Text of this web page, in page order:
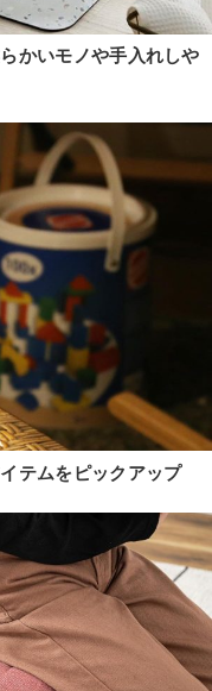
かいモノや手入れしや
テムをピックアップ